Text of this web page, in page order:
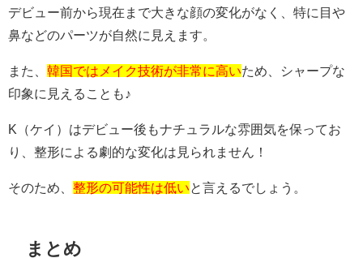
デビュー前から現在まで大きな顔の変化がなく、特に目や
鼻などのパーツが自然に見えます。
また、 韓国ではメイク技術が非常に高いため、シャープな
印象に見えることも♪
K（ケイ）はデビュー後もナチュラルな雰囲気を保ってお
り、整形による劇的な変化は見られません！
そのため、 整形の可能性は低い と言えるでしょう。
まとめ